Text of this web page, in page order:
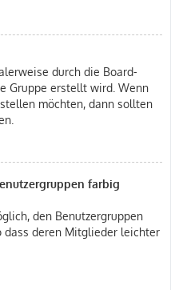
durch die Board-
Gruppe erstellt wird. Wenn
möchten, dann sollten
farbig
den Benutzergruppen
dass deren Mitglieder leichter